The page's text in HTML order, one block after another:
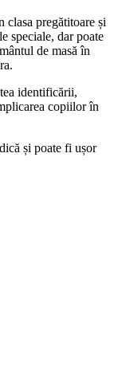
clasa pregătitoare și
speciale, dar poate
de masă în
identificării,
copiilor în
și poate fi ușor